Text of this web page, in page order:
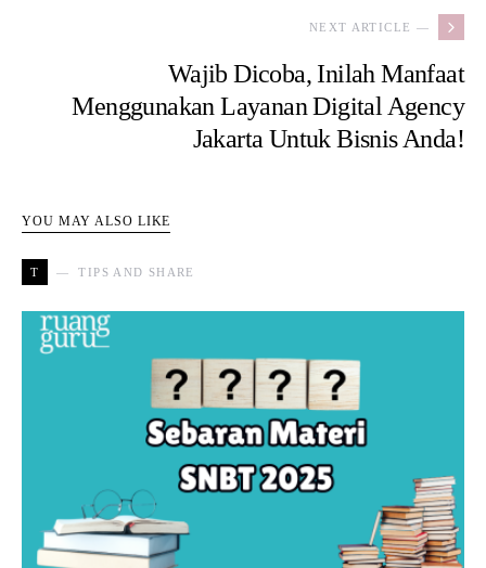
NEXT ARTICLE —
Wajib Dicoba, Inilah Manfaat
Menggunakan Layanan Digital Agency
Jakarta Untuk Bisnis Anda!
YOU MAY ALSO LIKE
T TIPS AND SHARE